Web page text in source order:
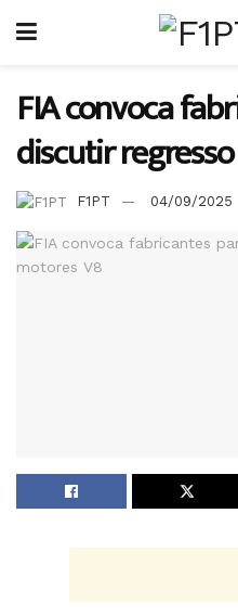
FIA convoca
discutir
F1PT 04/09/2025